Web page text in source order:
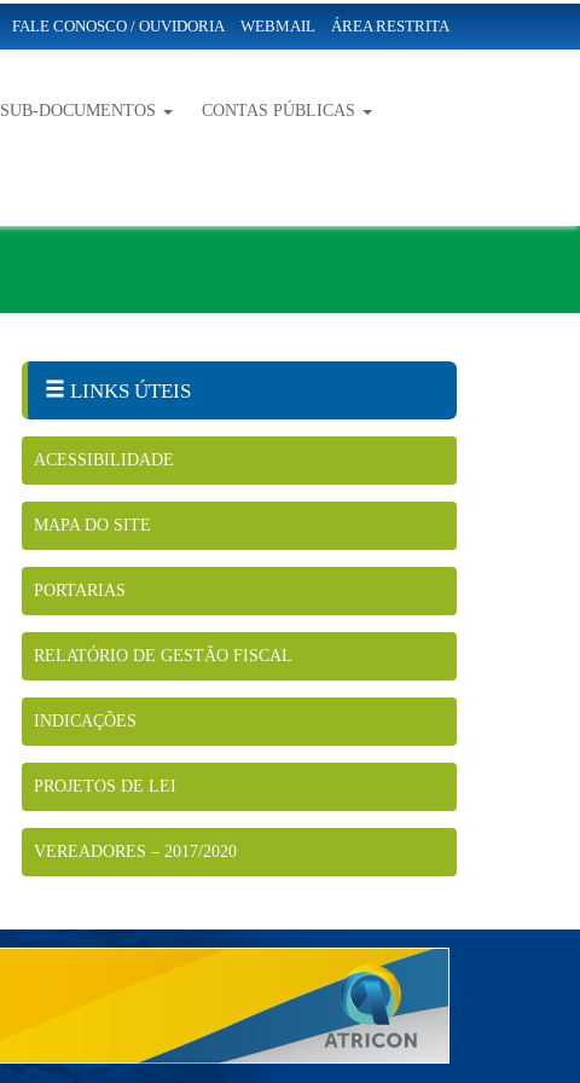
FALE CONOSCO / OUVIDORIA WEBMAIL ÁREA RESTRITA
SUB-DOCUMENTOS CONTAS PÚBLICAS
LINKS ÚTEIS
ACESSIBILIDADE
MAPA DO SITE
PORTARIAS
RELATÓRIO DE GESTÃO FISCAL
INDICAÇÕES
PROJETOS DE LEI
VEREADORES – 2017/2020